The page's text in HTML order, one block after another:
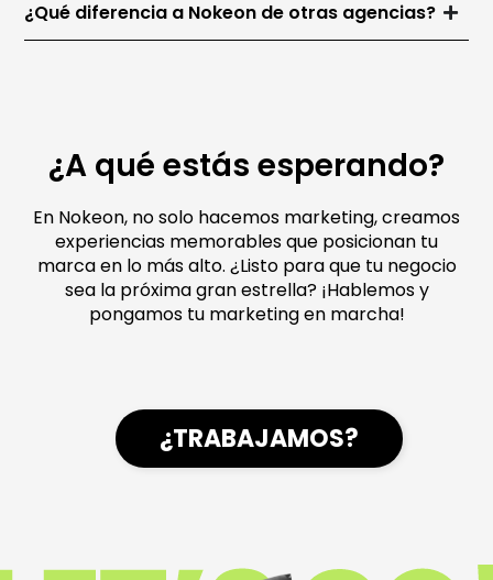
¿Qué diferencia a Nokeon de otras agencias?
¿A qué estás esperando?
En Nokeon, no solo hacemos marketing, creamos
experiencias memorables que posicionan tu
marca en lo más alto. ¿Listo para que tu negocio
sea la próxima gran estrella? ¡Hablemos y
pongamos tu marketing en marcha!
¿TRABAJAMOS?